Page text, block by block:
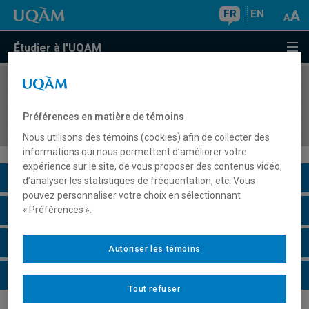
FR EN
Étudier à l'UQAM
COURS//
québécoise
Description du cours
Horaire - Été 2026
Horaire - Automne 2026
Horaire - Hiver 2027
Préférences en matière de témoins
Nous utilisons des témoins (cookies) afin de collecter des
informations qui nous permettent d’améliorer votre
expérience sur le site, de vous proposer des contenus vidéo,
d’analyser les statistiques de fréquentation, etc. Vous
pouvez personnaliser votre choix en sélectionnant
« Préférences ».
Tout refuser
Autoriser les témoins